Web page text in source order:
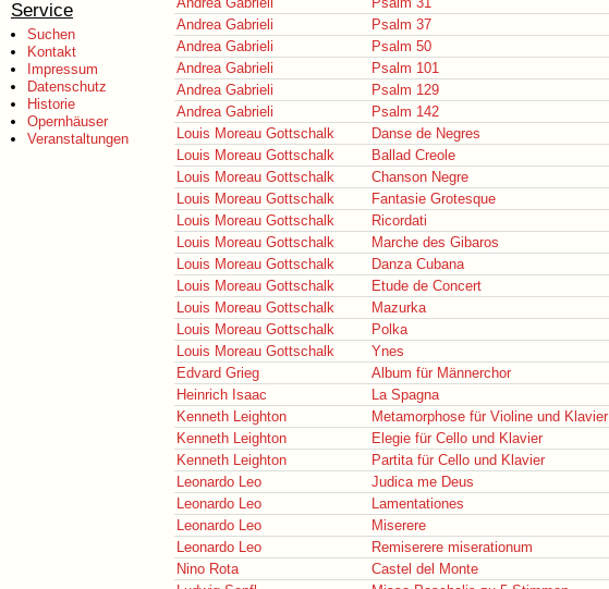
Service
Suchen
Kontakt
Impressum
Datenschutz
Historie
Opernhäuser
Veranstaltungen
Andrea Gabrieli
Psalm 37
Andrea Gabrieli
Psalm 50
Andrea Gabrieli
Psalm 101
Andrea Gabrieli
Psalm 129
Andrea Gabrieli
Psalm 142
Louis Moreau Gottschalk
Danse de Negres
Louis Moreau Gottschalk
Ballad Creole
Louis Moreau Gottschalk
Chanson Negre
Louis Moreau Gottschalk
Fantasie Grotesque
Louis Moreau Gottschalk
Ricordati
Louis Moreau Gottschalk
Marche des Gibaros
Louis Moreau Gottschalk
Danza Cubana
Louis Moreau Gottschalk
Etude de Concert
Louis Moreau Gottschalk
Mazurka
Louis Moreau Gottschalk
Polka
Louis Moreau Gottschalk
Ynes
Edvard Grieg
Album für Männerchor
Heinrich Isaac
La Spagna
Kenneth Leighton
Metamorphose für Violine und Klavier
Kenneth Leighton
Elegie für Cello und Klavier
Kenneth Leighton
Partita für Cello und Klavier
Leonardo Leo
Judica me Deus
Leonardo Leo
Lamentationes
Leonardo Leo
Miserere
Leonardo Leo
Remiserere miserationum
Nino Rota
Castel del Monte